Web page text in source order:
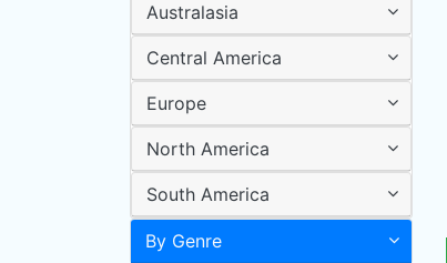
Australasia
Central America
Europe
North America
South America
By Genre